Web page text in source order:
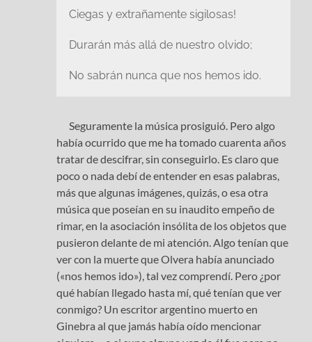
Ciegas y extrañamente sigilosas!
Durarán más allá de nuestro olvido;
No sabrán nunca que nos hemos ido.
Seguramente la música prosiguió. Pero algo
había ocurrido que me ha tomado cuarenta años
tratar de descifrar, sin conseguirlo. Es claro que
poco o nada debí de entender en esas palabras,
más que algunas imágenes, quizás, o esa otra
música que poseían en su inaudito empeño de
rimar, en la asociación insólita de los objetos que
pusieron delante de mi atención. Algo tenían que
ver con la muerte que Olvera había anunciado
(«nos hemos ido»), tal vez comprendí. Pero ¿por
qué habían llegado hasta mí, qué tenían que ver
conmigo? Un escritor argentino muerto en
Ginebra al que jamás había oído mencionar